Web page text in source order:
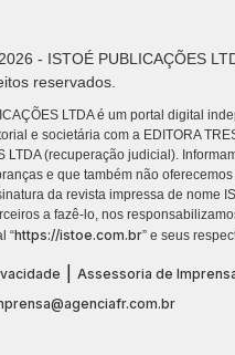
- ISTOÉ PUBLICAÇÕES
reservados.
LTDA é um portal digital
e societária com a EDITORA
LTDA (recuperação judicial).
e que também não
da revista impressa de nome
a fazê-lo, nos
“https://istoe.com.br” e seus
| Assessoria de